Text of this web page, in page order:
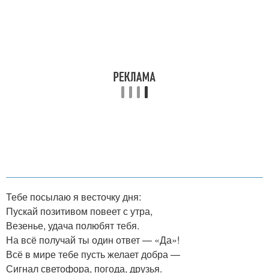
Тебе посылаю я весточку дня:
Пускай позитивом повеет с утра,
Везенье, удача полюбят тебя.
На всё получай ты один ответ — «Да»!
Всё в мире тебе пусть желает добра —
Сигнал светофора, погода, друзья.